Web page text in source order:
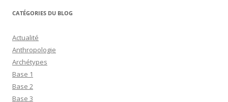
CATÉGORIES DU BLOG
Actualité
Anthropologie
Archétypes
Base 1
Base 2
Base 3